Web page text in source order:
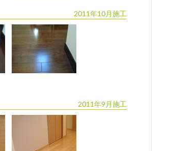
2011年10月施工
2011年9月施工